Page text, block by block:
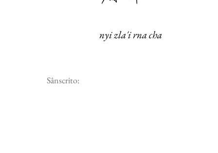
nyi zla'i rna cha
Sânscrito: